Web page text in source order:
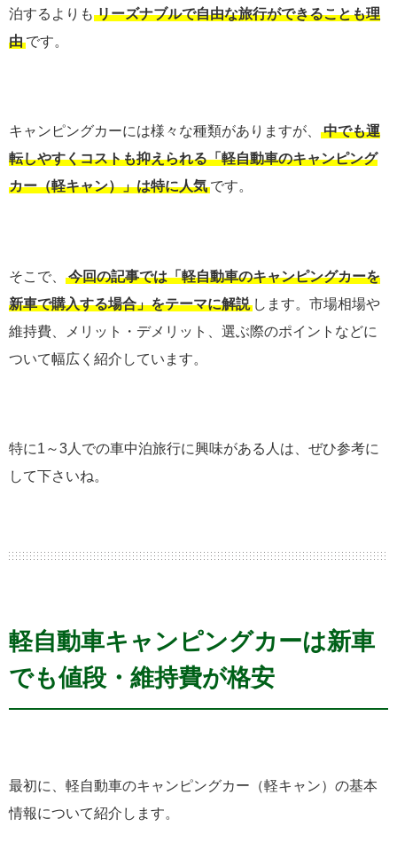
泊するよりも リーズナブルで自由な旅行ができることも理
由 です。
キャンピングカーには様々な種類がありますが、
中でも運
転しやすくコストも抑えられる「軽自動車のキャンピング
カー（軽キャン）」は特に人気 です。
そこで、
今回の記事では「軽自動車のキャンピングカーを
新車で購入する場合」をテーマに解説 します。市場相場や
維持費、メリット・デメリット、選ぶ際のポイントなどに
ついて幅広く紹介しています。
特に1～3人での車中泊旅行に興味がある人は、ぜひ参考に
して下さいね。
軽自動車キャンピングカーは新車
でも値段・維持費が格安
最初に、軽自動車のキャンピングカー（軽キャン）の基本
情報について紹介します。